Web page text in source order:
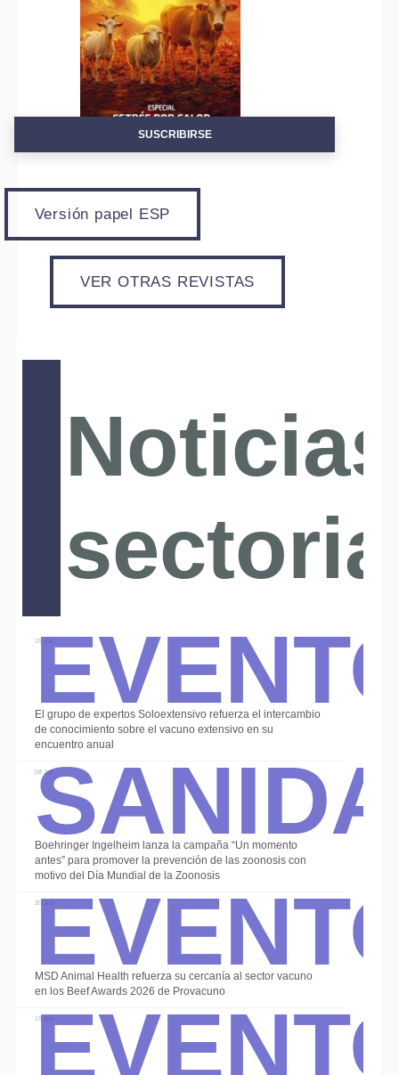
SUSCRIBIRSE
Versión papel ESP
VER OTRAS REVISTAS
Noticias
15 Jul
El grupo de expertos Soloextensivo refuerza el intercambio
de conocimiento sobre el vacuno extensivo en su
encuentro anual
08 Jul
Boehringer Ingelheim lanza la campaña “Un momento
antes” para promover la prevención de las zoonosis con
motivo del Día Mundial de la Zoonosis
30 Jun
MSD Animal Health refuerza su cercanía al sector vacuno
en los Beef Awards 2026 de Provacuno
19 Jun